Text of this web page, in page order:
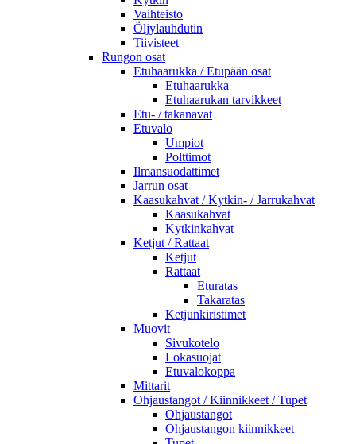
Vaihteisto
Öljylauhdutin
Tiivisteet
Rungon osat
Etuhaarukka / Etupään osat
Etuhaarukka
Etuhaarukan tarvikkeet
Etu- / takanavat
Etuvalo
Umpiot
Polttimot
Ilmansuodattimet
Jarrun osat
Kaasukahvat / Kytkin- / Jarrukahvat
Kaasukahvat
Kytkinkahvat
Ketjut / Rattaat
Ketjut
Rattaat
Eturatas
Takaratas
Ketjunkiristimet
Muovit
Sivukotelo
Lokasuojat
Etuvalokoppa
Mittarit
Ohjaustangot / Kiinnikkeet / Tupet
Ohjaustangot
Ohjaustangon kiinnikkeet